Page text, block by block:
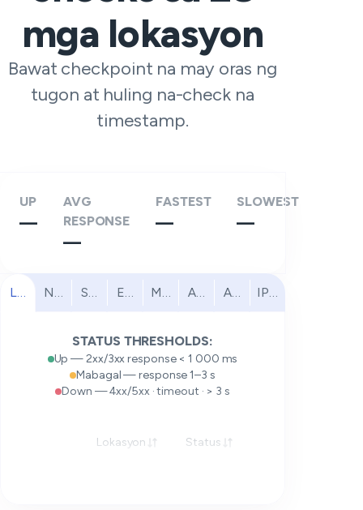
mga lokasyon
Bawat checkpoint na may oras ng
tugon at huling na-check na
timestamp.
UP
—
AVG
RESPONSE
—
FASTEST
—
SLOWEST
—
Lahat North America
South America
EuropeMiddle East
Africa Asia Pacific
IPv6
STATUS THRESHOLDS:
Up — 2xx/3xx response < 1 000 ms
Mabagal — response 1–3 s
Down — 4xx/5xx · timeout · > 3 s
Lokasyon Status